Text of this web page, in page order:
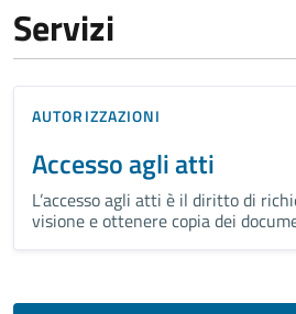
Servizi
AUTORIZZAZIONI
Accesso agli atti
L’accesso agli atti è il diritto di
visione e ottenere copia dei